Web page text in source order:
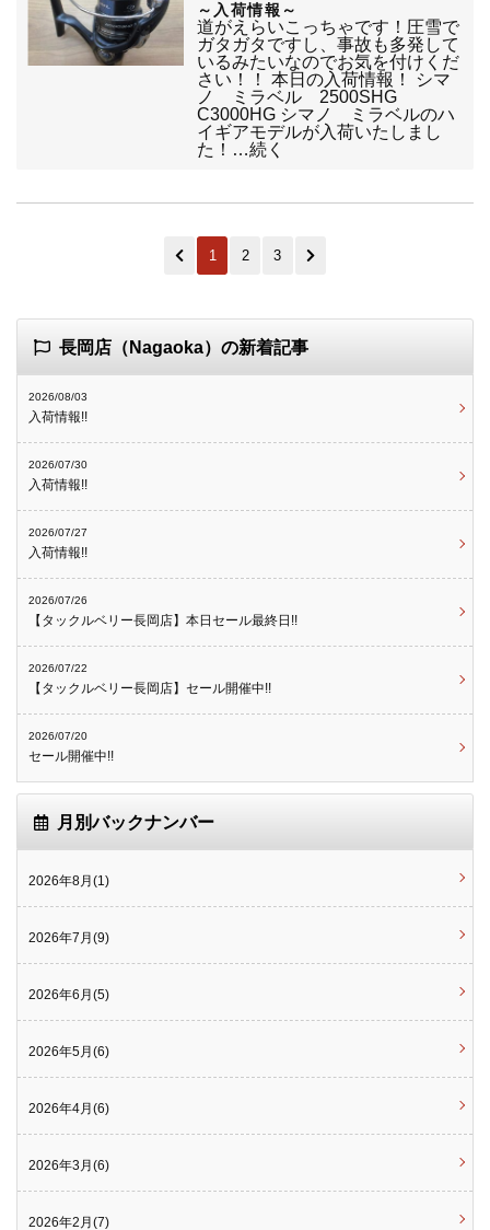
～入荷情報～
道がえらいこっちゃです！圧雪で
ガタガタですし、事故も多発して
いるみたいなのでお気を付けくだ
さい！！ 本日の入荷情報！ シマ
ノ ミラベル 2500SHG
C3000HG シマノ ミラベルのハ
イギアモデルが入荷いたしまし
た！…続く
1 2 3
長岡店（Nagaoka）の新着記事
2026/08/03
入荷情報!!
2026/07/30
入荷情報!!
2026/07/27
入荷情報!!
2026/07/26
【タックルベリー長岡店】本日セール最終日!!
2026/07/22
【タックルベリー長岡店】セール開催中!!
2026/07/20
セール開催中!!
月別バックナンバー
2026年8月(1)
2026年7月(9)
2026年6月(5)
2026年5月(6)
2026年4月(6)
2026年3月(6)
2026年2月(7)